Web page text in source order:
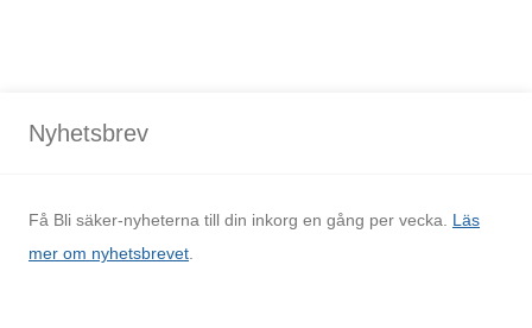
Nyhetsbrev
Få Bli säker-nyheterna till din inkorg en gång per vecka. Läs
mer om nyhetsbrevet